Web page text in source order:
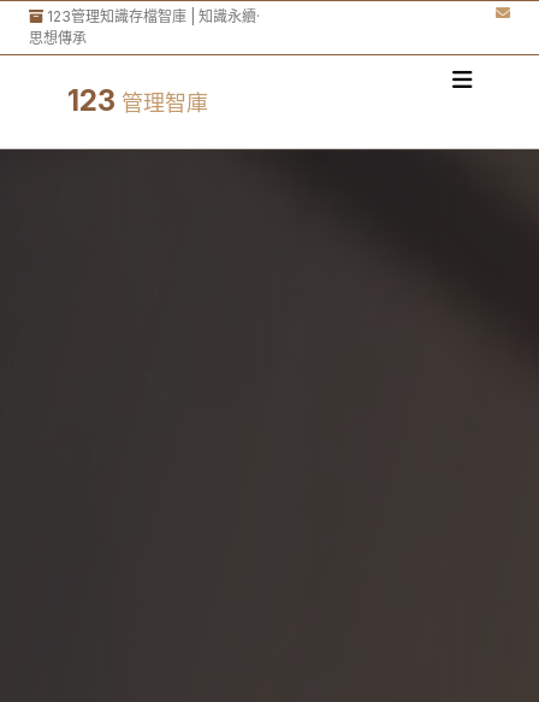
123管理知識存檔智庫 | 知識永續·
思想傳承
123 管理智庫